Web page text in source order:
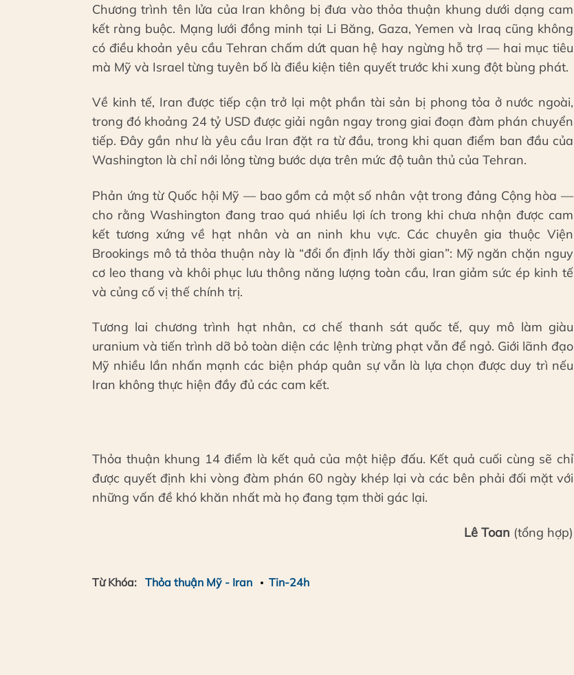
Chương trình tên lửa của Iran không bị đưa vào thỏa thuận khung dưới dạng cam
kết ràng buộc. Mạng lưới đồng minh tại Li Băng, Gaza, Yemen và Iraq cũng không
có điều khoản yêu cầu Tehran chấm dứt quan hệ hay ngừng hỗ trợ — hai mục tiêu
mà Mỹ và Israel từng tuyên bố là điều kiện tiên quyết trước khi xung đột bùng phát.
Về kinh tế, Iran được tiếp cận trở lại một phần tài sản bị phong tỏa ở nước ngoài,
trong đó khoảng 24 tỷ USD được giải ngân ngay trong giai đoạn đàm phán chuyển
tiếp. Đây gần như là yêu cầu Iran đặt ra từ đầu, trong khi quan điểm ban đầu của
Washington là chỉ nới lỏng từng bước dựa trên mức độ tuân thủ của Tehran.
Phản ứng từ Quốc hội Mỹ — bao gồm cả một số nhân vật trong đảng Cộng hòa —
cho rằng Washington đang trao quá nhiều lợi ích trong khi chưa nhận được cam
kết tương xứng về hạt nhân và an ninh khu vực. Các chuyên gia thuộc Viện
Brookings mô tả thỏa thuận này là “đổi ổn định lấy thời gian”: Mỹ ngăn chặn nguy
cơ leo thang và khôi phục lưu thông năng lượng toàn cầu, Iran giảm sức ép kinh tế
và củng cố vị thế chính trị.
Tương lai chương trình hạt nhân, cơ chế thanh sát quốc tế, quy mô làm giàu
uranium và tiến trình dỡ bỏ toàn diện các lệnh trừng phạt vẫn để ngỏ. Giới lãnh đạo
Mỹ nhiều lần nhấn mạnh các biện pháp quân sự vẫn là lựa chọn được duy trì nếu
Iran không thực hiện đầy đủ các cam kết.
Thỏa thuận khung 14 điểm là kết quả của một hiệp đấu. Kết quả cuối cùng sẽ chỉ
được quyết định khi vòng đàm phán 60 ngày khép lại và các bên phải đối mặt với
những vấn đề khó khăn nhất mà họ đang tạm thời gác lại.
Lê Toan (tổng hợp)
Từ Khóa: Thỏa thuận Mỹ - Iran Tin-24h